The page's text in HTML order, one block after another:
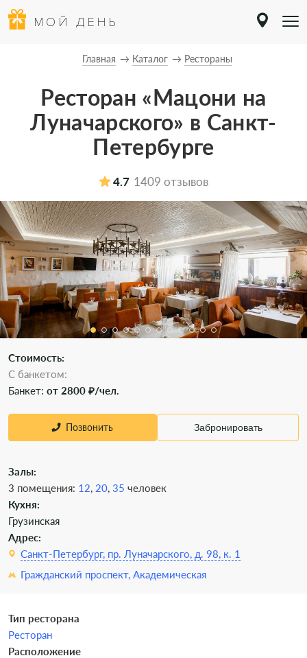
МОЙ ДЕНЬ
Главная Каталог Рестораны
Ресторан «Мацони на
Луначарского» в Санкт-
Петербурге
4.7 1409 отзывов
Стоимость:
С банкетом:
Банкет: от 2800 ₽/чел.
Позвонить Забронировать
Залы:
3 помещения: 12, 20, 35 человек
Кухня:
Грузинская
Адрес:
Санкт-Петербург, пр. Луначарского, д. 98, к. 1
Гражданский проспект, Академическая
Тип ресторана
Ресторан
Расположение